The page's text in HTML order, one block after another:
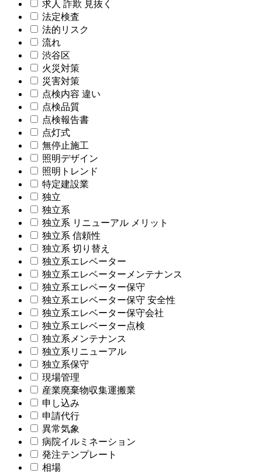
求人 詐欺 見抜く
法定検査
法的リスク
流れ
渋谷区
火災対策
災害対策
点検内容 違い
点検品質
点検報告書
点灯式
無停止施工
照明デザイン
照明トレンド
特定建設業
独立
独立系
独立系 リニューアル メリット
独立系 信頼性
独立系 切り替え
独立系エレベーター
独立系エレベーターメンテナンス
独立系エレベーター保守
独立系エレベーター保守 安全性
独立系エレベーター保守会社
独立系エレベーター点検
独立系メンテナンス
独立系リニューアル
独立系保守
現場管理
産業廃棄物収集運搬業
申し込み
申請代行
異常気象
病院イルミネーション
発注テンプレート
相場